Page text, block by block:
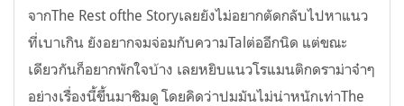
จากThe Rest ofthe Storyเลยยังไม่อยากตัดกลับไปหาแนว
ที่เบาเกิน ยังอยากจมจ่อมกับความTalต่ออีกนิด แต่ขณะ
เดียวกันก็อยากพักใจบ้าง เลยหยิบแนวโรแมนติกดราม่าจ๋าๆ
อย่างเรื่องนี้ขึ้นมาชิมดู โดยคิดว่าปมมันไม่น่าหนักเท่าThe